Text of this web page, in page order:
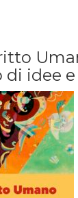
di idee